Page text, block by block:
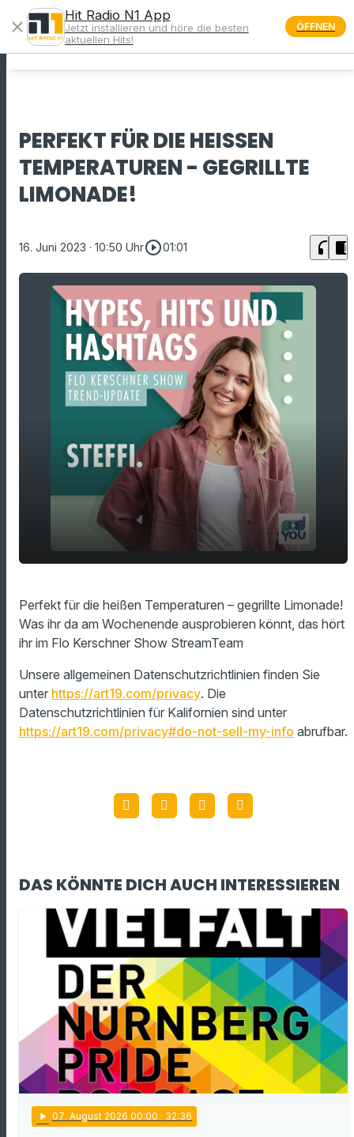
menu
PERFEKT FÜR DIE HEISSEN T
EMPERATUREN - GEGRILLTE L
IMONADE!
16. Juni 2023 · 10:50 Uhrplay_circle_outline01:01 headphones chrome_reader_mode
play_arrow gegrillte Limonade!
00:00 01:01
Perfekt für die heißen Temperaturen – gegrillte Limonade!
Was ihr da am Wochenende ausprobieren könnt, das hört
ihr im Flo Kerschner Show StreamTeam
Unsere allgemeinen Datenschutzrichtlinien finden Sie
unter https://art19.com/privacy. Die
Datenschutzrichtlinien für Kalifornien sind unter
https://art19.com/privacy#do-not-sell-my-info abrufbar.
DAS KÖNNTE DICH AUCH INTERESSIEREN
play_arrow 07. August 2026 00:00 · 32:36
close
Hit Radio N1 App
Jetzt installieren und höre die besten
aktuellen Hits!
ÖFFNEN